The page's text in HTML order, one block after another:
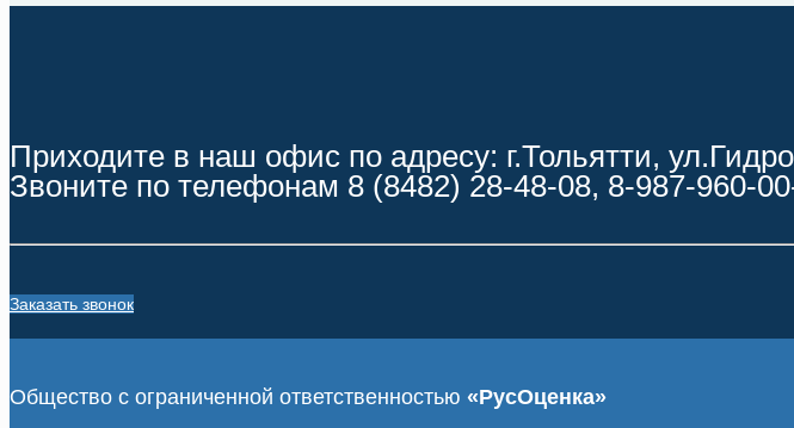
Приходите в наш офис по адресу: г.Тольятти,
Звоните по телефонам 8 (8482) 28-48-08, 8-987-960-
Заказать звонок
Общество с ограниченной ответственностью «РусОценка»